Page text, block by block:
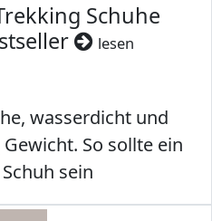
Schuhe
lesen
wasserdicht und
So sollte ein
sein